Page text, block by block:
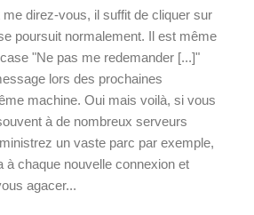
direz-vous, il suffit de cliquer sur
poursuit normalement. Il est même
"Ne pas me redemander [...]"
lors des prochaines
machine. Oui mais voilà, si vous
à de nombreux serveurs
un vaste parc par exemple,
à chaque nouvelle connexion et
agacer...